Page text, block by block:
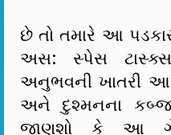
છે તો તમારે આ
અસ: સ્પેસ
અનુભવની ખાતરી આપે
અને દુશ્મનના
જાણશો કે આ